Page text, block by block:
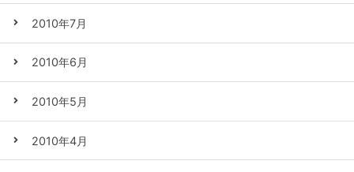
2010年7月
2010年6月
2010年5月
2010年4月